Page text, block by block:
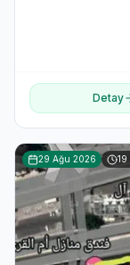
Detay
29 Ağu 2026 19